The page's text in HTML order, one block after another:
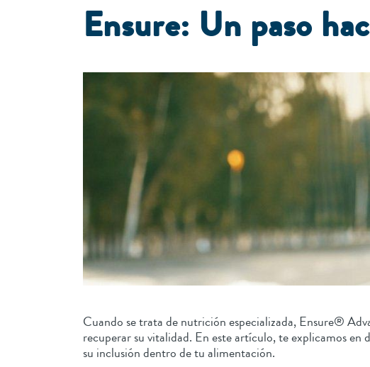
Ensure: Un paso
Cuando se trata de nutrición especializada, Ensure®
recuperar su vitalidad. En este artículo, te explicamos en
su inclusión dentro de tu alimentación.